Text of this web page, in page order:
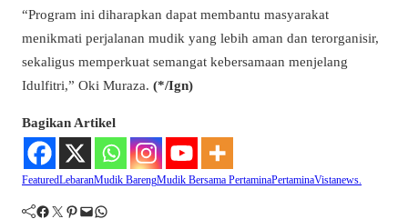
“Program ini diharapkan dapat membantu masyarakat
menikmati perjalanan mudik yang lebih aman dan terorganisir,
sekaligus memperkuat semangat kebersamaan menjelang
Idulfitri,” Oki Muraza. (*/Ign)
Bagikan Artikel
FeaturedLebaranMudik BarengMudik Bersama PertaminaPertaminaVistanews.
Facebook Twitter Pinterest Mail WhatsApp